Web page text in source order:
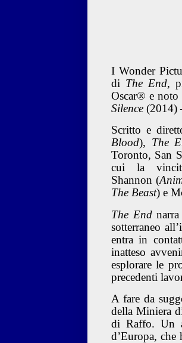
I Wonder
di The End,
Oscar® e noto
Silence (2014)
Scritto e
Blood), The
Toronto, San
cui la
Shannon (
The Beast) e
The Endnarra
sotterraneo
entra in
inatteso
esplorare le
precedenti
A fare da
della Miniera
di Raffo. Un
d’Europa,